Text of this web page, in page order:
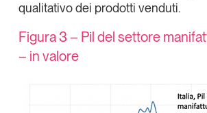
qualitativo dei prodotti venduti.
Figura 3 – Pil del settore
– in valore